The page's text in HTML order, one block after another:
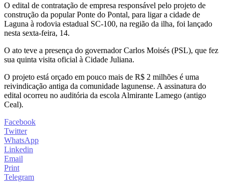
O edital de contratação de empresa responsável pelo projeto de
construção da popular Ponte do Pontal, para ligar a cidade de
Laguna à rodovia estadual SC-100, na região da ilha, foi lançado
nesta sexta-feira, 14.
O ato teve a presença do governador Carlos Moisés (PSL), que fez
sua quinta visita oficial à Cidade Juliana.
O projeto está orçado em pouco mais de R$ 2 milhões é uma
reivindicação antiga da comunidade lagunense. A assinatura do
edital ocorreu no auditória da escola Almirante Lamego (antigo
Ceal).
Facebook
Twitter
WhatsApp
Linkedin
Email
Print
Telegram